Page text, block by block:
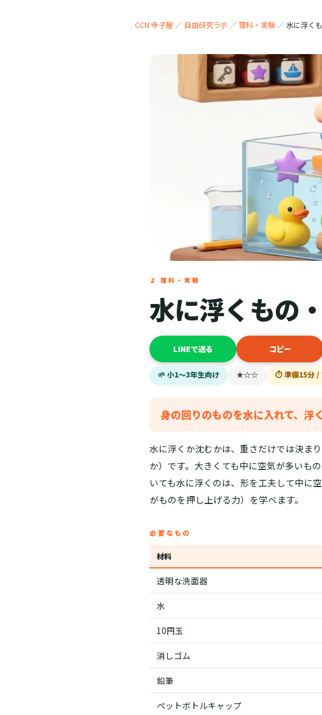
CCN 寺子屋 ／ 自由研究ラボ ／理科・実験 ／水に浮く
🔬 理科・実験
水に浮くもの
LINEで送る コピー
🌱 小1〜3年生向け ★☆☆ ⏱ 準備15分 /
身の回りのものを水に入れて、浮
水に浮くか沈むかは、重さだけでは決ま
か）です。大きくても中に空気が多いも
いても水に浮くのは、形を工夫して中に
がものを押し上げる力）を学べます。
必要なもの
材料
透明な洗面器
水
10円玉
消しゴム
鉛筆
ペットボトルキャップ